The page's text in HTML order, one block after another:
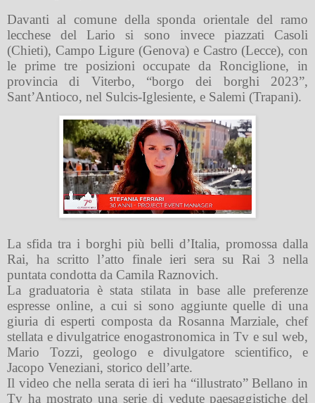
Davanti al comune della sponda orientale del ramo
lecchese del Lario si sono invece piazzati Casoli
(Chieti), Campo Ligure (Genova) e Castro (Lecce), con
le prime tre posizioni occupate da Ronciglione, in
provincia di Viterbo, “borgo dei borghi 2023”,
Sant’Antioco, nel Sulcis-Iglesiente, e Salemi (Trapani).
La sfida tra i borghi più belli d’Italia, promossa dalla
Rai, ha scritto l’atto finale ieri sera su Rai 3 nella
puntata condotta da Camila Raznovich.
La graduatoria è stata stilata in base alle preferenze
espresse online, a cui si sono aggiunte quelle di una
giuria di esperti composta da Rosanna Marziale, chef
stellata e divulgatrice enogastronomica in Tv e sul web,
Mario Tozzi, geologo e divulgatore scientifico, e
Jacopo Veneziani, storico dell’arte.
Il video che nella serata di ieri ha “illustrato” Bellano in
Tv ha mostrato una serie di vedute paesaggistiche del